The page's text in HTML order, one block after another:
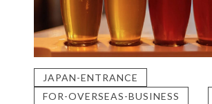
JAPAN-ENTRANCE
FOR-OVERSEAS-BUSINESS